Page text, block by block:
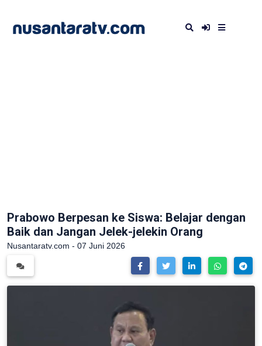
Prabowo Berpesan ke Siswa: Belajar dengan
Baik dan Jangan Jelek-jelekin Orang
Nusantaratv.com - 07 Juni 2026